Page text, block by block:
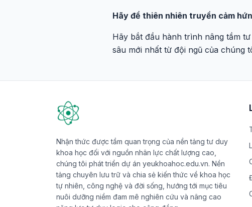
Hãy để thiên nhiên truyền cảm
Hãy bắt đầu hành trình nâng tầm
sâu mới nhất từ đội ngũ của chúng
Nhận thức được tầm quan trọng của nền tảng tư duy
khoa học đối với nguồn nhân lực chất lượng cao,
chúng tôi phát triển dự án yeukhoahoc.edu.vn. Nền
tảng chuyên lưu trữ và chia sẻ kiến thức về khoa học
tự nhiên, công nghệ và đời sống, hướng tới mục tiêu
nuôi dưỡng niềm đam mê nghiên cứu và nâng cao